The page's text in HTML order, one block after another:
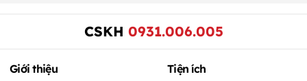
CSKH 0931.006.005
Giới thiệu Tiện ích